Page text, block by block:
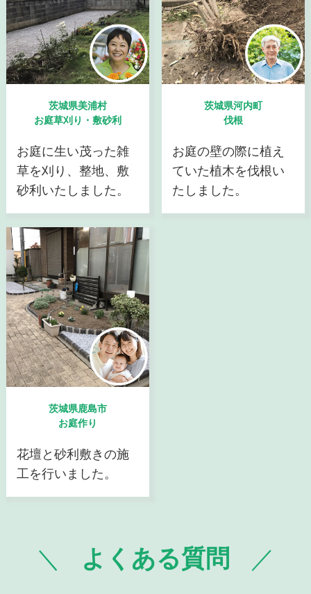
茨城県美浦村
お庭草刈り・敷砂利
お庭に生い茂った雑
草を刈り、整地、敷
砂利いたしました。
茨城県河内町
伐根
お庭の壁の際に植え
ていた植木を伐根い
たしました。
茨城県鹿島市
お庭作り
花壇と砂利敷きの施
工を行いました。
よくある質問